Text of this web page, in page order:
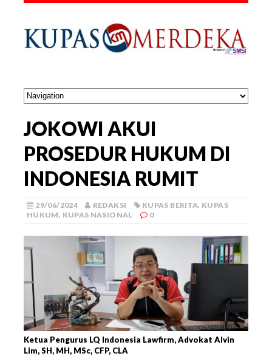
JOKOWI AKUI
PROSEDUR HUKUM DI
INDONESIA RUMIT
29/06/2024 REDAKSI KUPAS BERITA, KUPAS
HUKUM, KUPAS NASIONAL 0
Ketua Pengurus LQ Indonesia Lawfirm, Advokat Alvin
Lim, SH, MH, MSc, CFP, CLA